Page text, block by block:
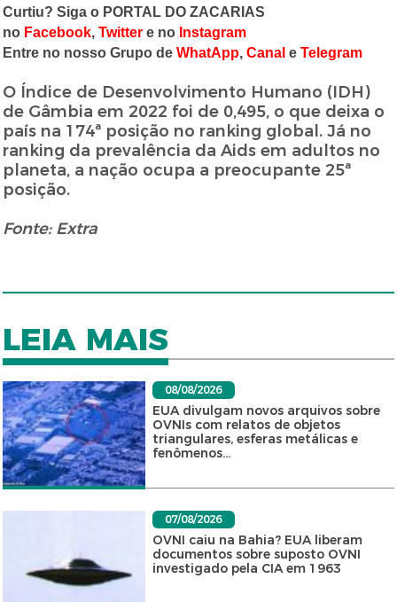
Curtiu? Siga o PORTAL DO ZACARIAS
no Facebook,Twitter e no Instagram
Entre no nosso Grupo deWhatApp,Canal eTelegram
O Índice de Desenvolvimento Humano (IDH)
de Gâmbia em 2022 foi de 0,495, o que deixa o
país na 174ª posição no ranking global. Já no
ranking da prevalência da Aids em adultos no
planeta, a nação ocupa a preocupante 25ª
posição.
Fonte: Extra
LEIA MAIS
08/08/2026
EUA divulgam novos arquivos sobre
OVNIs com relatos de objetos
triangulares, esferas metálicas e
fenômenos...
07/08/2026
OVNI caiu na Bahia? EUA liberam
documentos sobre suposto OVNI
investigado pela CIA em 1963